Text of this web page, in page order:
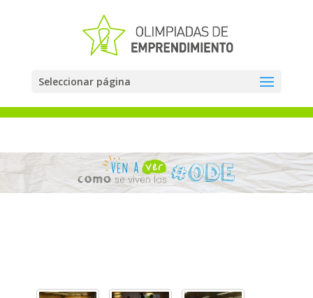
Seleccionar página